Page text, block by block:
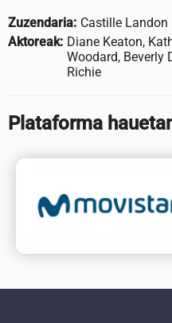
Zuzendaria: Castille Landon
Aktoreak: Diane Keaton,
Woodard, Beverly
Richie
Plataforma